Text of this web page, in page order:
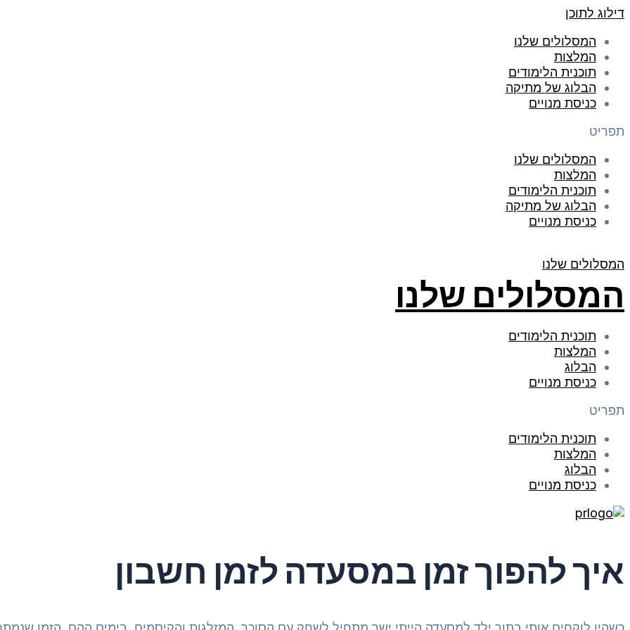
דילוג לתוכן
המסלולים שלנו
המלצות
תוכנית הלימודים
הבלוג של מתיקה
כניסת מנויים
תפריט
המסלולים שלנו
המלצות
תוכנית הלימודים
הבלוג של מתיקה
כניסת מנויים
המסלולים שלנו
המסלולים שלנו
תוכנית הלימודים
המלצות
הבלוג
כניסת מנויים
תפריט
תוכנית הלימודים
המלצות
הבלוג
כניסת מנויים
איך להפוך זמן במסעדה לזמן חשבון